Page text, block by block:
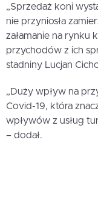
„Sprzedaż koni
nie przyniosła
załamanie na rynku
przychodów z ich
stadniny Lucjan
„Duży wpływ na
Covid-19, która
wpływów z usług
– dodał.